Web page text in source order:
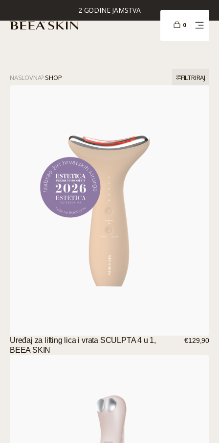
2 GODINE JAMSTVA
0
NASLOVNA SHOP FILTRIRAJ
Uređaj za lifting lica i vrata SCULPTA 4 u 1,
BEEA SKIN
€129,90